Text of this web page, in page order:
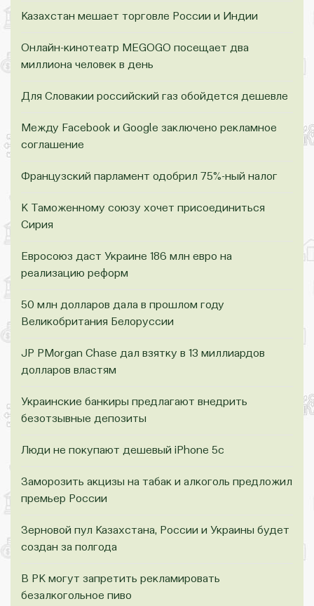
Казахстан мешает торговле России и Индии
Онлайн-кинотеатр MEGOGO посещает два
миллиона человек в день
Для Словакии российский газ обойдется дешевле
Между Facebook и Google заключено рекламное
соглашение
Французский парламент одобрил 75%-ный налог
К Таможенному союзу хочет присоединиться
Сирия
Евросоюз даст Украине 186 млн евро на
реализацию реформ
50 млн долларов дала в прошлом году
Великобритания Белоруссии
JР PMorgan Chase дал взятку в 13 миллиардов
долларов властям
Украинские банкиры предлагают внедрить
безотзывные депозиты
Люди не покупают дешевый iPhone 5с
Заморозить акцизы на табак и алкоголь предложил
премьер России
Зерновой пул Казахстана, России и Украины будет
создан за полгода
В РК могут запретить рекламировать
безалкогольное пиво